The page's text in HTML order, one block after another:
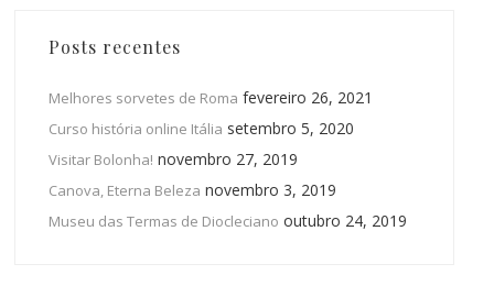
Posts recentes
Melhores sorvetes de Roma fevereiro 26, 2021
Curso história online Itália setembro 5, 2020
Visitar Bolonha! novembro 27, 2019
Canova, Eterna Beleza novembro 3, 2019
Museu das Termas de Diocleciano outubro 24, 2019